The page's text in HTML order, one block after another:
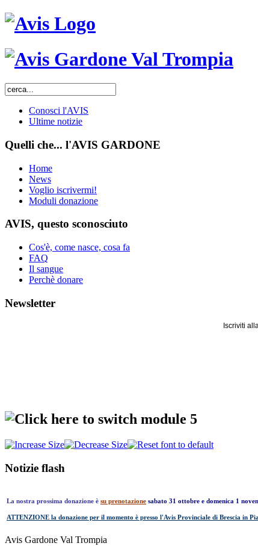
Conosci l'AVIS
Ultime notizie
Quelli che... l'AVIS GARDONE
Home
News
Voglio iscrivermi!
Moduli donazione
AVIS, questo sconosciuto
Cos'è, come nasce, cosa fa
FAQ
Il sangue
Perchè donare
Newsletter
Iscriviti
Notizie flash
La nostra prossima donazione è su prenotazione sabato 31 ottobre e domenica 1
ATTENZIONE la donazione per il momento è presso l'Avis Provinciale di Brescia in
Avis Gardone Val Trompia